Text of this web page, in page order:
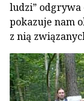
ludzi” odgrywa
pokazuje nam
z nią